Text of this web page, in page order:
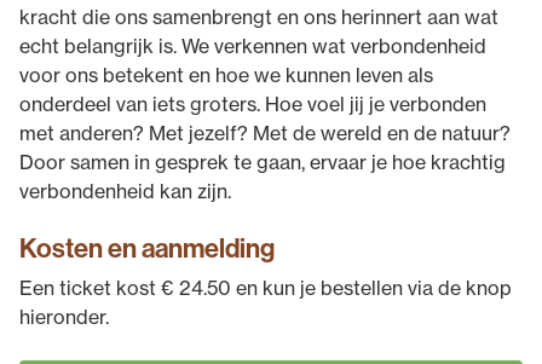
kracht die ons samenbrengt en ons herinnert aan wat
echt belangrijk is. We verkennen wat verbondenheid
voor ons betekent en hoe we kunnen leven als
onderdeel van iets groters. Hoe voel jij je verbonden
met anderen? Met jezelf? Met de wereld en de natuur?
Door samen in gesprek te gaan, ervaar je hoe krachtig
verbondenheid kan zijn.
Kosten en aanmelding
Een ticket kost € 24.50 en kun je bestellen via de knop
hieronder.